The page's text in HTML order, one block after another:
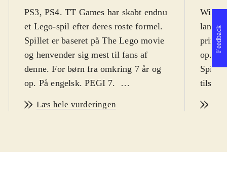
PS3, PS4. TT Games har skabt endnu
et Lego-spil efter deres roste formel.
Spillet er baseret på The Lego movie
og henvender sig mest til fans af
denne. For børn fra omkring 7 år og
op. På engelsk. PEGI 7.
spillet arbejdsmanden Emmet
ødelægge hele Lego-verdenen. Spillet
Læs hele vurderingen
Wii U.
lange
op.
Spillet
tilsat
den
han
Feedback